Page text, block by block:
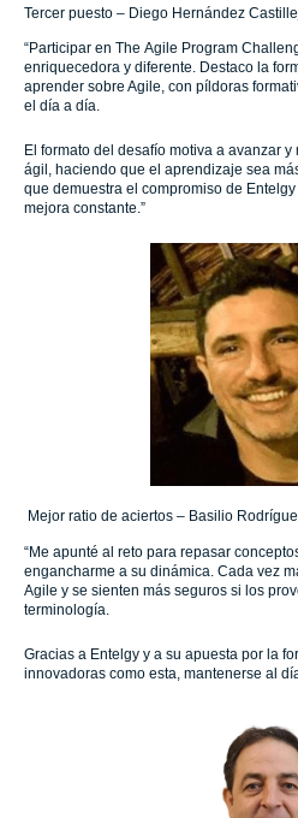
Tercer puesto – Diego Hernández
“Participar en The Agile Program
enriquecedora y diferente. Destaco la
aprender sobre Agile, con píldoras
el día a día.
El formato del desafío motiva a avanzar
ágil, haciendo que el aprendizaje sea
que demuestra el compromiso de
mejora constante.”
Mejor ratio de aciertos – Basilio
“Me apunté al reto para repasar
engancharme a su dinámica. Cada vez
Agile y se sienten más seguros si los
terminología.
Gracias a Entelgy y a su apuesta por la
innovadoras como esta, mantenerse al